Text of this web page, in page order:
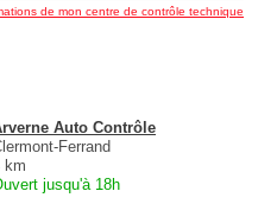
de mon centre de contrôle technique
Auto Contrôle
Ferrand
km
jusqu'à 18h